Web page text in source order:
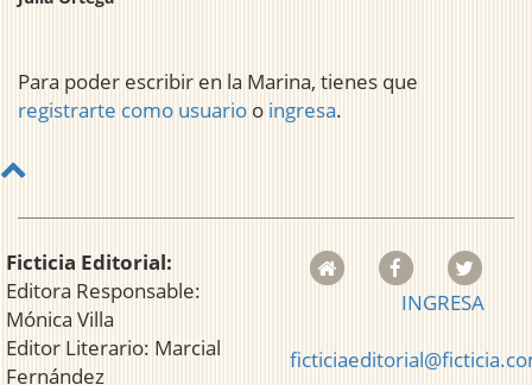
Para poder escribir en la Marina, tienes que
registrarte como usuario o ingresa.
Ficticia Editorial:
Editora Responsable:
Mónica Villa
Editor Literario: Marcial
Fernández
INGRESA